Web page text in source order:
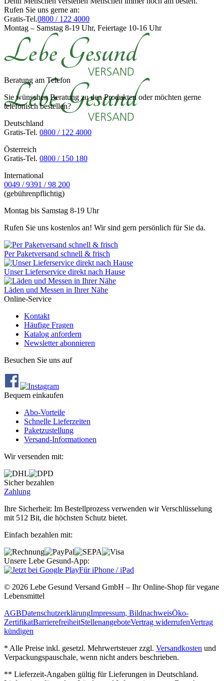
Rufen Sie uns gerne an:
Gratis-Tel.0800 / 122 4000
Montag – Samstag 8-19 Uhr, Feiertage 10-16 Uhr
Beratung am Telefon
Sie wünschen Beratung zu den Produkten oder möchten gerne
telefonisch bestellen?
Deutschland
Gratis-Tel. 0800 / 122 4000
Österreich
Gratis-Tel. 0800 / 150 180
International
0049 / 9391 / 98 200
(gebührenpflichtig)
Montag bis Samstag 8-19 Uhr
Rufen Sie uns kostenlos an! Wir sind gern persönlich für Sie da.
Per Paketversand schnell & frisch
Unser Lieferservice direkt nach Hause
Läden und Messen in Ihrer Nähe
Online-Service
Kontakt
Häufige Fragen
Katalog anfordern
Newsletter abonnieren
Besuchen Sie uns auf
Bequem einkaufen
Abo‐Vorteile
Schnelle Lieferzeiten
Paketzustellung
Versand‐Informationen
Wir versenden mit:
Sicher bezahlen
Zahlung
Ihre Sicherheit: Im Bestellprozess verwenden wir Verschlüsselung
mit 512 Bit, die höchsten Schutz bietet.
Einfach bezahlen mit:
Unsere Lebe Gesund-App:
Für iPhone / iPad
© 2026 Lebe Gesund Versand GmbH – Ihr Online‐Shop für vegane
Lebensmittel
AGBDatenschutzerklärungImpressum, BildnachweisÖko‐
ZertifikatBarrierefreiheitStellenangeboteVertrag widerrufenVertrag
kündigen
* Alle Preise inkl. gesetzl. Mehrwertsteuer zzgl. Versandkosten und
Verpackungspauschale, wenn nicht anders beschrieben.
** Lieferzeit‐Angaben gültig für Lieferungen in Deutschland.